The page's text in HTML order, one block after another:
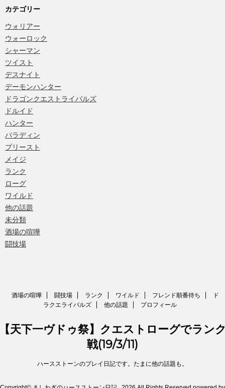
カテゴリー
ウォリアー
ウォーロック
シャーマン
ツイスト
デスナイト
デーモンハンター
ドラゴンクエストライバルズ
ドルイド
ハンター
パラディン
プリースト
メイジ
ランク
ローグ
ワイルド
他の話題
未分類
酒場の喧嘩
闘技場
酒場の喧嘩 闘技場 ランク ワイルド フレンド順番待ち
ド
ラクエライバルズ
他の話題 プロフィール
天下一ヴドゥ祭】クエストローグでラン
戦(19/3/11)
ハースストーンのプレイ日記です。たまに他の話題も。